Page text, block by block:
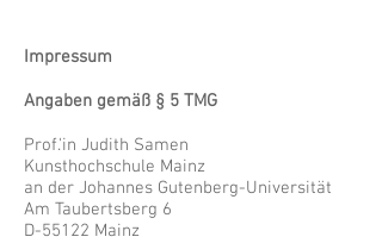
Impressum
Angaben gemäß § 5 TMG
Prof.'in Judith Samen
Kunsthochschule Mainz
an der Johannes Gutenberg-Universität
Am Taubertsberg 6
D-55122 Mainz